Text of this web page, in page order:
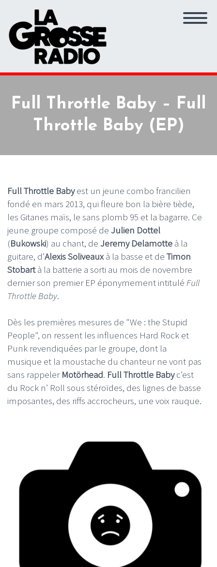
Full Throttle Baby – Full
Throttle Baby (EP)
Full Throttle Babyest un jeune combo francilien
fondé en mars 2013, qui fleure bon la bière tiède,
les Gitanes maïs, le sans plomb 95 et la bagarre. Ce
jeune groupe composé de Julien Dottel
(Bukowski) au chant, de Jeremy Delamotte à la
guitare, d’Alexis Soliveauxà la basse et de Timon
Stobartà la batterie a sorti au mois de novembre
dernier son premier EP éponymement intitulé Full
Throttle Baby.
Dès les premières mesures de "We : the Stupid
People", on ressent les influences Hard Rock et
Punk revendiquées par le groupe, dont la
musique et la moustache du chanteur ne vont pas
sans rappeler Motörhead. Full Throttle Babyc’est
du Rock n’ Roll sous stéroïdes, des lignes de basse
imposantes, des riffs accrocheurs, une voix rauque.